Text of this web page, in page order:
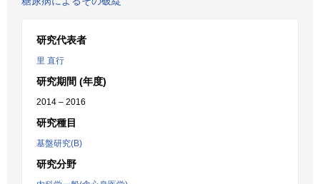
研究代表者
里 直行
研究期間 (年度)
2014 – 2016
研究種目
基盤研究(B)
研究分野